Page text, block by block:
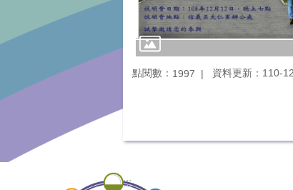
點閱數： 1997 資料更新：110-
:::